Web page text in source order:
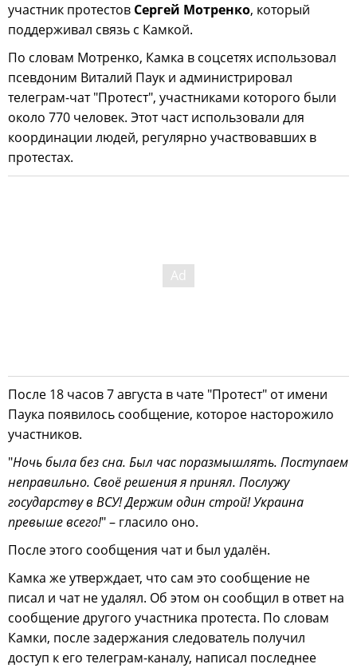
участник протестов Сергей Мотренко, который
поддерживал связь с Камкой.
По словам Мотренко, Камка в соцсетях использовал
псевдоним Виталий Паук и администрировал
телеграм-чат "Протест", участниками которого были
около 770 человек. Этот част использовали для
координации людей, регулярно участвовавших в
протестах.
После 18 часов 7 августа в чате "Протест" от имени
Паука появилось сообщение, которое насторожило
участников.
"Ночь была без сна. Был час поразмышлять. Поступаем
неправильно. Своё решения я принял. Послужу
государству в ВСУ! Держим один строй! Украина
превыше всего!" – гласило оно.
После этого сообщения чат и был удалён.
Камка же утверждает, что сам это сообщение не
писал и чат не удалял. Об этом он сообщил в ответ на
сообщение другого участника протеста. По словам
Камки, после задержания следователь получил
доступ к его телеграм-каналу, написал последнее